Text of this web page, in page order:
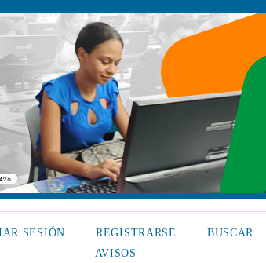
SESIÓN REGISTRARSE BUSCAR
AVISOS